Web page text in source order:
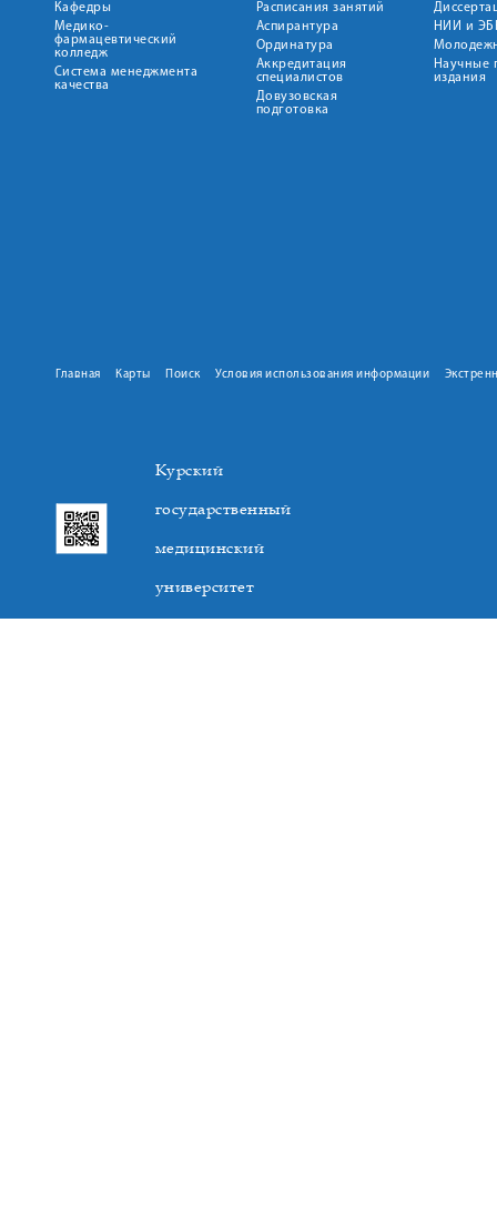
Кафедры
Медико-
фармацевтический
колледж
Система менеджмента
качества
Расписания занятий
Аспирантура
Ординатура
Аккредитация
специалистов
Довузовская
подготовка
НИИ и
Научные
издания
Главная Карты Поиск Условия использования информации
Курский
государственный
медицинский
университет